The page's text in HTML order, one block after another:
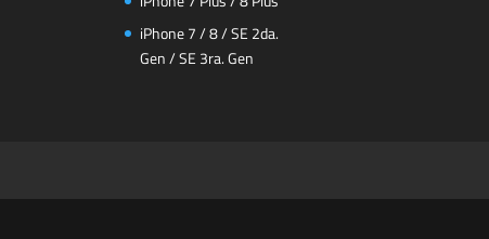
iPhone 7 / 8 / SE 2da.
Gen / SE 3ra. Gen